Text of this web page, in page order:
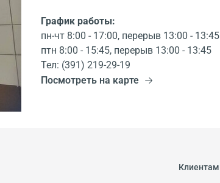
График работы:
пн-чт 8:00 - 17:00, перерыв 13:00 - 13:45
птн 8:00 - 15:45, перерыв 13:00 - 13:45
Тел: (391) 219-29-19
Посмотреть на карте
Клиентам